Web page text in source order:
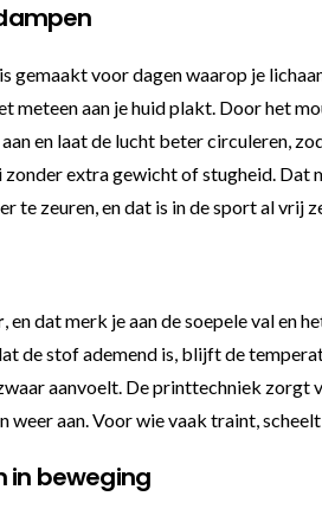
gemaakt voor dagen waarop je
meteen aan je huid plakt. Door het
en laat de lucht beter circuleren,
extra gewicht of stugheid. Dat
te zeuren, en dat is in de sport al vrij
, en dat merk je aan de soepele val en
de stof ademend is, blijft de
aanvoelt. De printtechniek
weer aan. Voor wie vaak traint,
in beweging